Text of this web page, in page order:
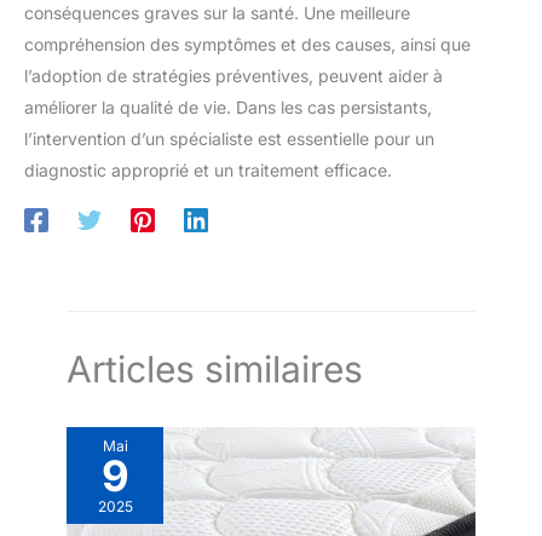
conséquences graves sur la santé. Une meilleure
compréhension des symptômes et des causes, ainsi que
l’adoption de stratégies préventives, peuvent aider à
améliorer la qualité de vie. Dans les cas persistants,
l’intervention d’un spécialiste est essentielle pour un
diagnostic approprié et un traitement efficace.
Articles similaires
Mai
9
2025